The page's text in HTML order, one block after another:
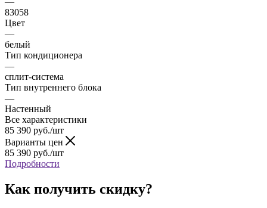
83058
Цвет
—
белый
Тип кондиционера
—
сплит-система
Тип внутреннего блока
—
Настенный
Все характеристики
85 390 руб./шт
Варианты цен
85 390 руб./шт
Подробности
Как получить скидку?